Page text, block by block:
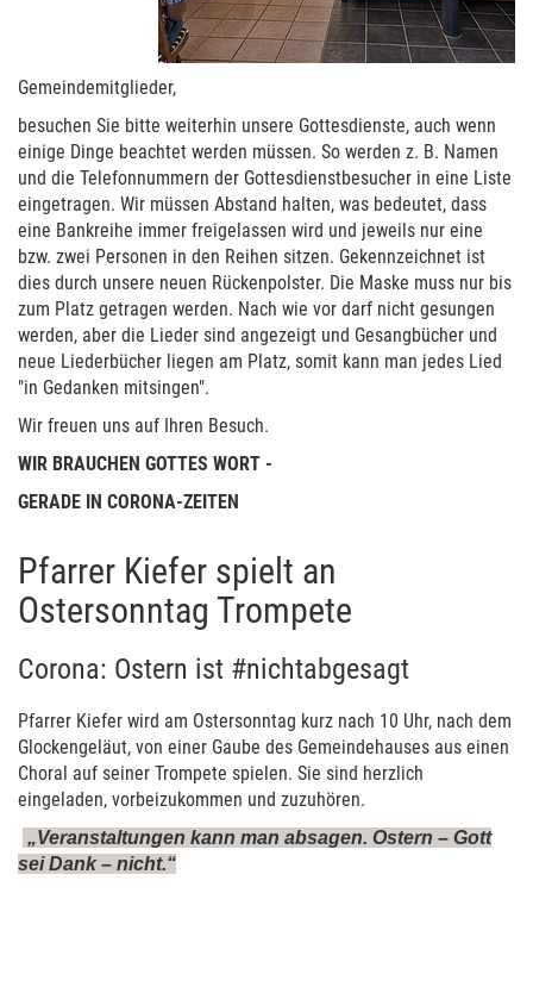
Gemeindemitglieder,
besuchen Sie bitte weiterhin unsere Gottesdienste, auch wenn
einige Dinge beachtet werden müssen. So werden z. B. Namen
und die Telefonnummern der Gottesdienstbesucher in eine Liste
eingetragen. Wir müssen Abstand halten, was bedeutet, dass
eine Bankreihe immer freigelassen wird und jeweils nur eine
bzw. zwei Personen in den Reihen sitzen. Gekennzeichnet ist
dies durch unsere neuen Rückenpolster. Die Maske muss nur bis
zum Platz getragen werden. Nach wie vor darf nicht gesungen
werden, aber die Lieder sind angezeigt und Gesangbücher und
neue Liederbücher liegen am Platz, somit kann man jedes Lied
"in Gedanken mitsingen".
Wir freuen uns auf Ihren Besuch.
WIR BRAUCHEN GOTTES WORT -
GERADE IN CORONA-ZEITEN
Pfarrer Kiefer spielt an
Ostersonntag Trompete
Corona: Ostern ist #nichtabgesagt
Pfarrer Kiefer wird am Ostersonntag kurz nach 10 Uhr, nach dem
Glockengeläut, von einer Gaube des Gemeindehauses aus einen
Choral auf seiner Trompete spielen. Sie sind herzlich
eingeladen, vorbeizukommen und zuzuhören.
„Veranstaltungen kann man absagen. Ostern – Gott
sei Dank – nicht.“